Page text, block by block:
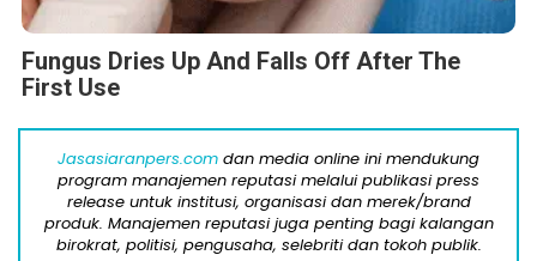
Fungus Dries Up And Falls Off After The
First Use
Jasasiaranpers.com dan media online ini mendukung
program manajemen reputasi melalui publikasi press
release untuk institusi, organisasi dan merek/brand
produk. Manajemen reputasi juga penting bagi kalangan
birokrat, politisi, pengusaha, selebriti dan tokoh publik.